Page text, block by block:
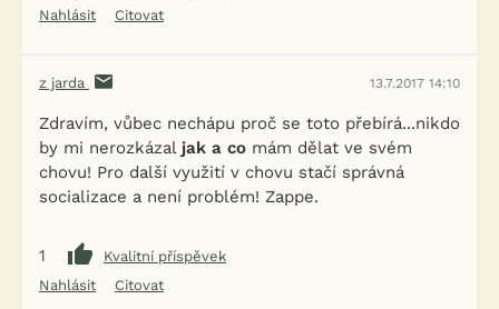
Nahlásit
Citovat
z jarda 13.7.2017 14:10
Zdravím, vůbec nechápu proč se toto přebírá...nikdo
by mi nerozkázal jak a co mám dělat ve svém
chovu! Pro další využití v chovu stačí správná
socializace a není problém! Zappe.
1
Kvalitní příspěvek
Nahlásit
Citovat